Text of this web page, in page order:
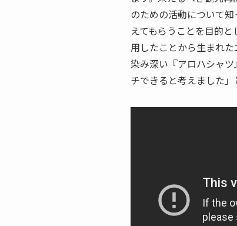
のための活動について
えてもらうことを目的
用したことから生まれ
染み深い『アロハシャ
チできると考えました」